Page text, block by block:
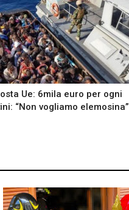
Ue: 6mila euro per ogni
“Non vogliamo elemosina”